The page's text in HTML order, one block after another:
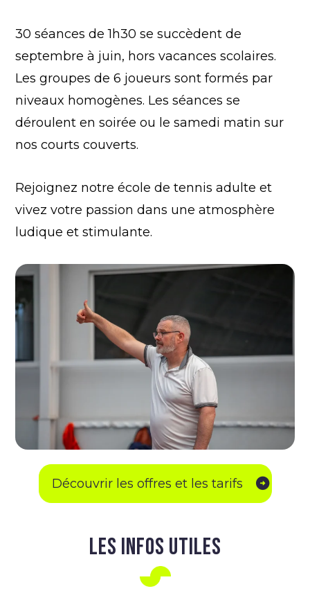
30 séances de 1h30 se succèdent de
septembre à juin, hors vacances scolaires.
Les groupes de 6 joueurs sont formés par
niveaux homogènes. Les séances se
déroulent en soirée ou le samedi matin sur
nos courts couverts.
Rejoignez notre école de tennis adulte et
vivez votre passion dans une atmosphère
ludique et stimulante.
Découvrir les offres et les tarifs
LES INFOS UTILES